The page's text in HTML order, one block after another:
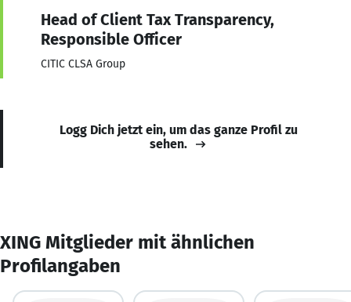
Head of Client Tax Transparency,
Responsible Officer
CITIC CLSA Group
Logg Dich jetzt ein, um das ganze Profil zu
sehen.
XING Mitglieder mit ähnlichen
Profilangaben